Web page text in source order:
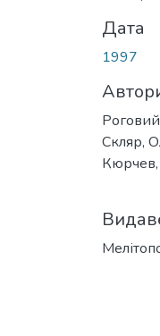
Дата
1997
Скляр,